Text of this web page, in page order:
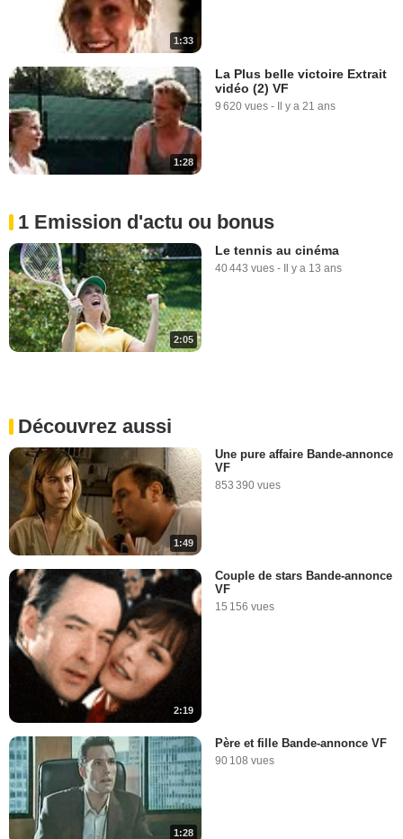
1:33
1:28
La Plus belle victoire Extrait
vidéo (2) VF
9 620 vues - Il y a 21 ans
1 Emission d'actu ou bonus
2:05
Le tennis au cinéma
40 443 vues - Il y a 13 ans
Découvrez aussi
1:49
Une pure affaire Bande-annonce
VF
853 390 vues
2:19
Couple de stars Bande-annonce
VF
15 156 vues
1:28
Père et fille Bande-annonce VF
90 108 vues